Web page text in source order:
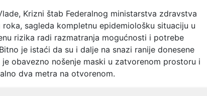
Krizni štab Federalnog ministarstva zdravstva
sagleda kompletnu epidemiološku situaciju u
rizika radi razmatranja mogućnosti i potrebe
je istaći da su i dalje na snazi ranije donesene
obavezno nošenje maski u zatvorenom prostoru i
dva metra na otvorenom.